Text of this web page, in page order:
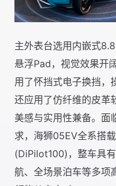
主外表台选用内嵌式
悬浮Pad，视觉效果开
用了怀挡式电子换挡，
还应用了仿纤维的皮革
美感与实用性兼备。面
求，海狮05EV全系搭
(DiPilot100)，整车具
航、全场景泊车等多项